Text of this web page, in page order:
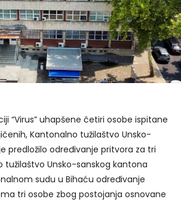
“Virus” uhapšene četiri osobe ispitane
Kantonalno tužilaštvo Unsko-
predložilo određivanje pritvora za tri
tužilaštvo Unsko-sanskog kantona
sudu u Bihaću određivanje
tri osobe zbog postojanja osnovane